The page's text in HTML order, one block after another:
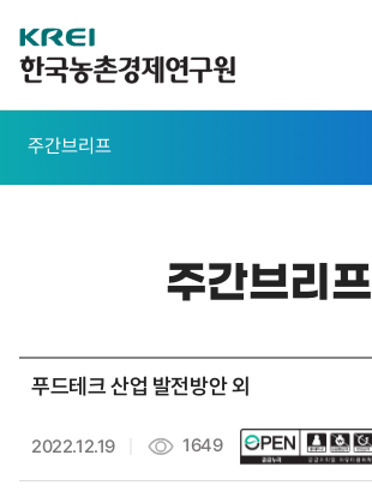
한
국
촌
원
고
주간브리프
주간브리프
푸드테크 산업 발전방안 외
2022.12.19 1649